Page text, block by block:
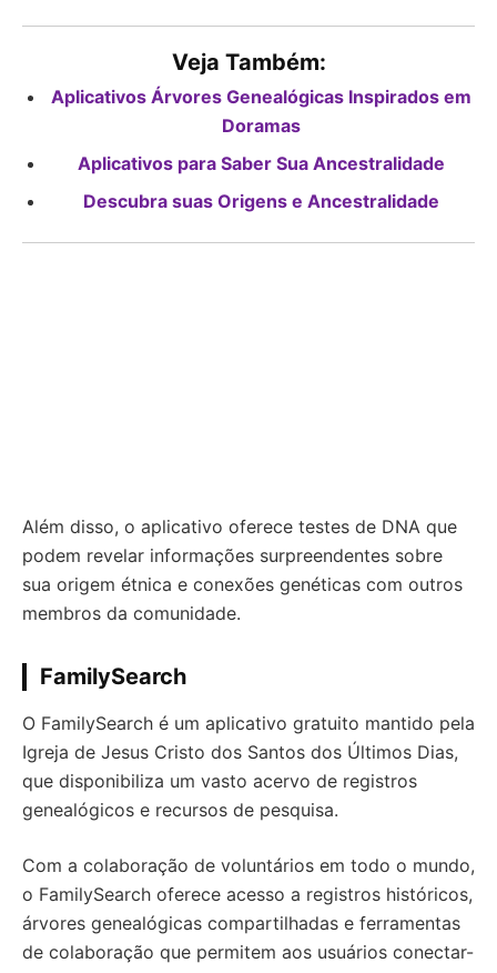
Veja Também:
Aplicativos Árvores Genealógicas Inspirados em
Doramas
Aplicativos para Saber Sua Ancestralidade
Descubra suas Origens e Ancestralidade
Além disso, o aplicativo oferece testes de DNA que
podem revelar informações surpreendentes sobre
sua origem étnica e conexões genéticas com outros
membros da comunidade.
FamilySearch
O FamilySearch é um aplicativo gratuito mantido pela
Igreja de Jesus Cristo dos Santos dos Últimos Dias,
que disponibiliza um vasto acervo de registros
genealógicos e recursos de pesquisa.
Com a colaboração de voluntários em todo o mundo,
o FamilySearch oferece acesso a registros históricos,
árvores genealógicas compartilhadas e ferramentas
de colaboração que permitem aos usuários conectar-